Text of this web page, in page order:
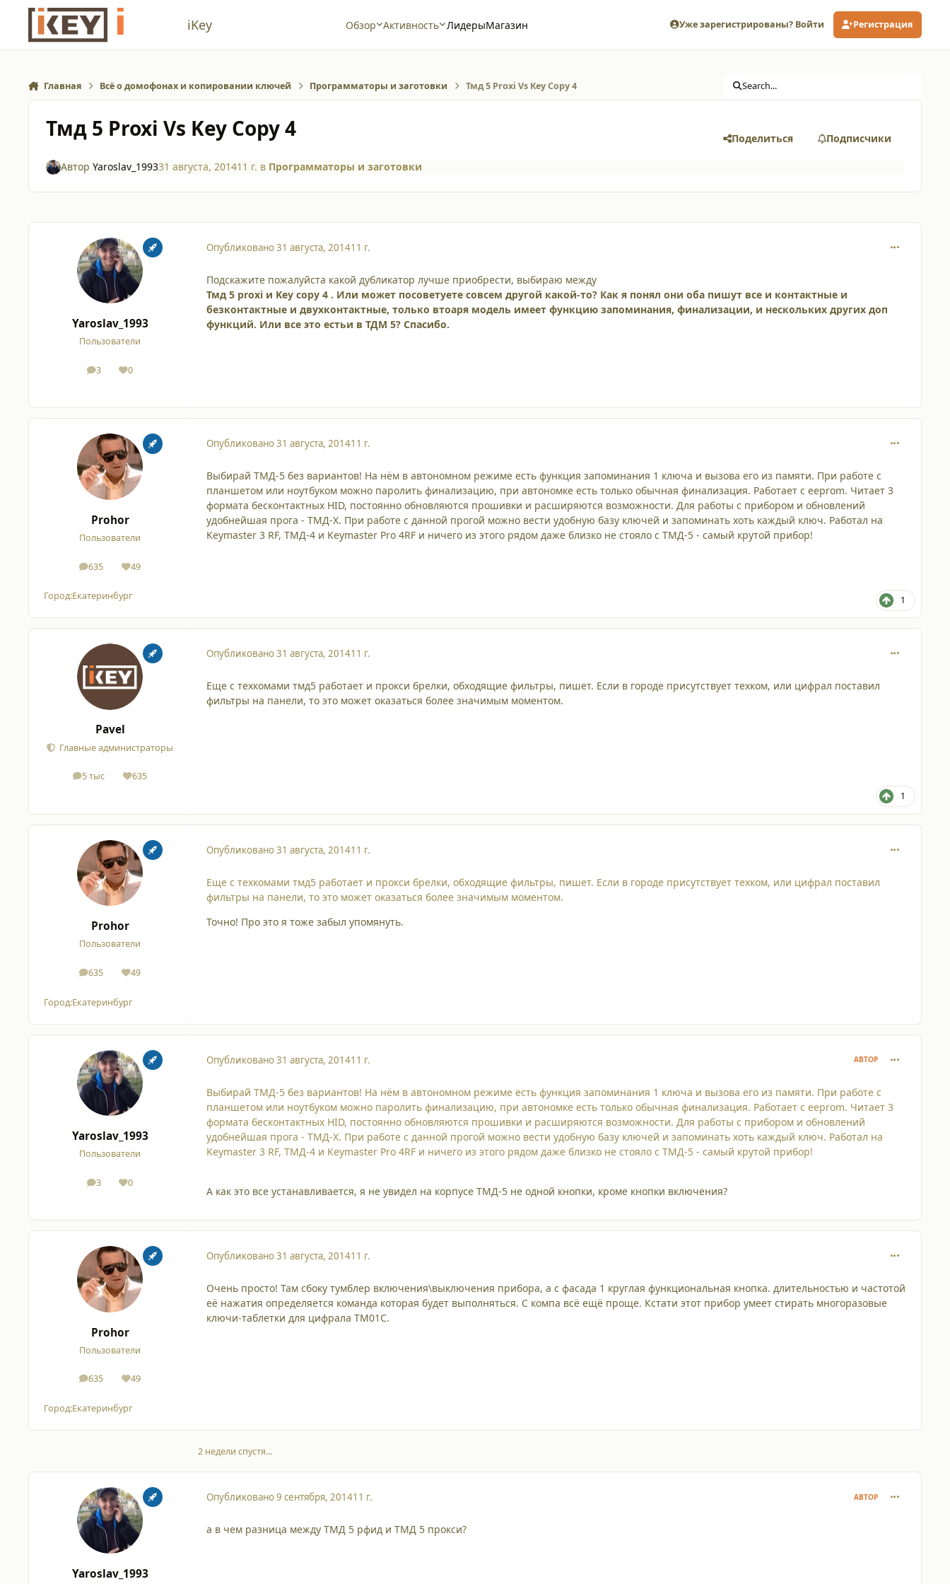
Перейти к содержанию
iKey Обзор Активность ЛидерыМагазин Уже зарегистрированы? Войти Регистрация
Главная Всё о домофонах и копировании ключей Программаторы и заготовки Тмд 5 Proxi Vs Key Copy 4 Search...
Тмд 5 Proxi Vs Key Copy 4 Поделиться Подписчики
Автор Yaroslav_199331 августа, 201411 г. в Программаторы и заготовки
Yaroslav_1993
Пользователи
3
сообщения
0
Репутация
Опубликовано31 августа, 201411 г.
Подскажите пожалуйста какой дубликатор лучше приобрести, выбираю между
Тмд 5 proxi и Key copy 4 . Или может посоветуете совсем другой какой-то? Как я понял они оба пишут все и контактные и
безконтактные и двухконтактные, только втоаря модель имеет функцию запоминания, финализации, и нескольких других доп
функций. Или все это естьи в ТДМ 5? Спасибо.
Prohor
Пользователи
635
сообщения
49
Репутация
Город:Екатеринбург
Опубликовано31 августа, 201411 г.
Выбирай ТМД-5 без вариантов! На нём в автономном режиме есть функция запоминания 1 ключа и вызова его из памяти. При работе с
планшетом или ноутбуком можно паролить финализацию, при автономке есть только обычная финализация. Работает с eeprom. Читает 3
формата бесконтактных HID, постоянно обновляются прошивки и расширяются возможности. Для работы с прибором и обновлений
удобнейшая прога - ТМД-Х. При работе с данной прогой можно вести удобную базу ключей и запоминать хоть каждый ключ. Работал на
Keymaster 3 RF, ТМД-4 и Keymaster Pro 4RF и ничего из этого рядом даже близко не стояло с ТМД-5 - самый крутой прибор!
1
Pavel
Главные администраторы
5 тыс
сообщения635
Репутация
Опубликовано31 августа, 201411 г.
Еще с техкомами тмд5 работает и прокси брелки, обходящие фильтры, пишет. Если в городе присутствует техком, или цифрал поставил
фильтры на панели, то это может оказаться более значимым моментом.
1
Prohor
Пользователи
635
сообщения
49
Репутация
Город:Екатеринбург
Опубликовано31 августа, 201411 г.
Еще с техкомами тмд5 работает и прокси брелки, обходящие фильтры, пишет. Если в городе присутствует техком, или цифрал поставил
фильтры на панели, то это может оказаться более значимым моментом.
Точно! Про это я тоже забыл упомянуть.
Yaroslav_1993
Пользователи
3
сообщения
0
Репутация
Опубликовано31 августа, 201411 г. АВТОР
Выбирай ТМД-5 без вариантов! На нём в автономном режиме есть функция запоминания 1 ключа и вызова его из памяти. При работе с
планшетом или ноутбуком можно паролить финализацию, при автономке есть только обычная финализация. Работает с eeprom. Читает 3
формата бесконтактных HID, постоянно обновляются прошивки и расширяются возможности. Для работы с прибором и обновлений
удобнейшая прога - ТМД-Х. При работе с данной прогой можно вести удобную базу ключей и запоминать хоть каждый ключ. Работал на
Keymaster 3 RF, ТМД-4 и Keymaster Pro 4RF и ничего из этого рядом даже близко не стояло с ТМД-5 - самый крутой прибор!
А как это все устанавливается, я не увидел на корпусе ТМД-5 не одной кнопки, кроме кнопки включения?
Prohor
Пользователи
635
сообщения
49
Репутация
Город:Екатеринбург
Опубликовано31 августа, 201411 г.
Очень просто! Там сбоку тумблер включения\выключения прибора, а с фасада 1 круглая функциональная кнопка. длительностью и частотой
её нажатия определяется команда которая будет выполняться. С компа всё ещё проще. Кстати этот прибор умеет стирать многоразовые
ключи-таблетки для цифрала ТМ01С.
2 недели спустя...
Yaroslav_1993
Опубликовано9 сентября, 201411 г. АВТОР
а в чем разница между ТМД 5 рфид и ТМД 5 прокси?